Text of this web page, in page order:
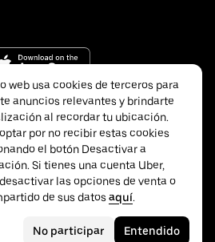
web usa cookies de terceros para
anuncios relevantes y brindarte
al recordar tu ubicación.
por no recibir estas cookies
el botón Desactivar a
Si tienes una cuenta Uber,
las opciones de venta o
de sus datos aquí.
No participar Entendido